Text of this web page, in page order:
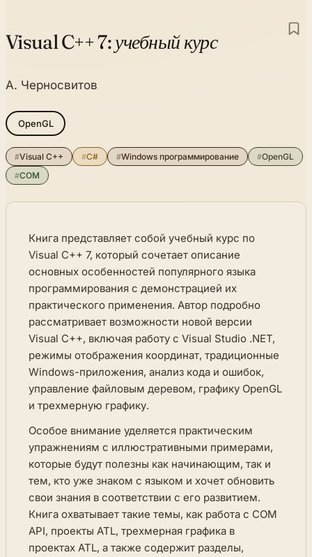
Visual C++ 7:учебный курс
А. Черносвитов
OpenGL
#Visual C++ #C# #Windows программирование #OpenGL
#COM
Книга представляет собой учебный курс по
Visual C++ 7, который сочетает описание
основных особенностей популярного языка
программирования с демонстрацией их
практического применения. Автор подробно
рассматривает возможности новой версии
Visual C++, включая работу с Visual Studio .NET,
режимы отображения координат, традиционные
Windows-приложения, анализ кода и ошибок,
управление файловым деревом, графику OpenGL
и трехмерную графику.
Особое внимание уделяется практическим
упражнениям с иллюстративными примерами,
которые будут полезны как начинающим, так и
тем, кто уже знаком с языком и хочет обновить
свои знания в соответствии с его развитием.
Книга охватывает такие темы, как работа с COM
API, проекты ATL, трехмерная графика в
проектах ATL, а также содержит разделы,